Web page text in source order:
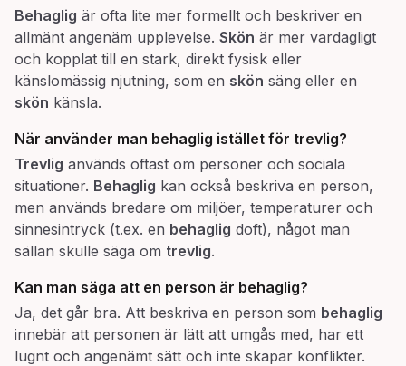
Behaglig är ofta lite mer formellt och beskriver en
allmänt angenäm upplevelse. Skön är mer vardagligt
och kopplat till en stark, direkt fysisk eller
känslomässig njutning, som en skön säng eller en
skön känsla.
När använder man behaglig istället för trevlig?
Trevlig används oftast om personer och sociala
situationer. Behaglig kan också beskriva en person,
men används bredare om miljöer, temperaturer och
sinnesintryck (t.ex. en behaglig doft), något man
sällan skulle säga om trevlig.
Kan man säga att en person är behaglig?
Ja, det går bra. Att beskriva en person som behaglig
innebär att personen är lätt att umgås med, har ett
lugnt och angenämt sätt och inte skapar konflikter.